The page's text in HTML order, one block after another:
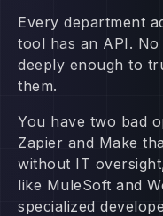
Every department
tool has an API.
deeply enough to
them.
You have two bad
Zapier and Make
without IT
like MuleSoft and
specialized